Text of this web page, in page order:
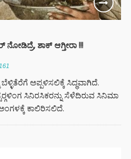
ನೋಡಿದ್ರೆ, ಶಾಕ್ ಆಗ್ತೀರಾ !!!
161
ಅಪ್ಪಳಿಸಲಿಕ್ಕೆ ಸಿದ್ಧವಾಗಿದೆ.
ಸಿನಿರಸಿಕರನ್ನು ಸೆಳೆದಿರುವ ಸಿನಿಮಾ
ಕಾಲಿರಿಸಲಿದೆ.